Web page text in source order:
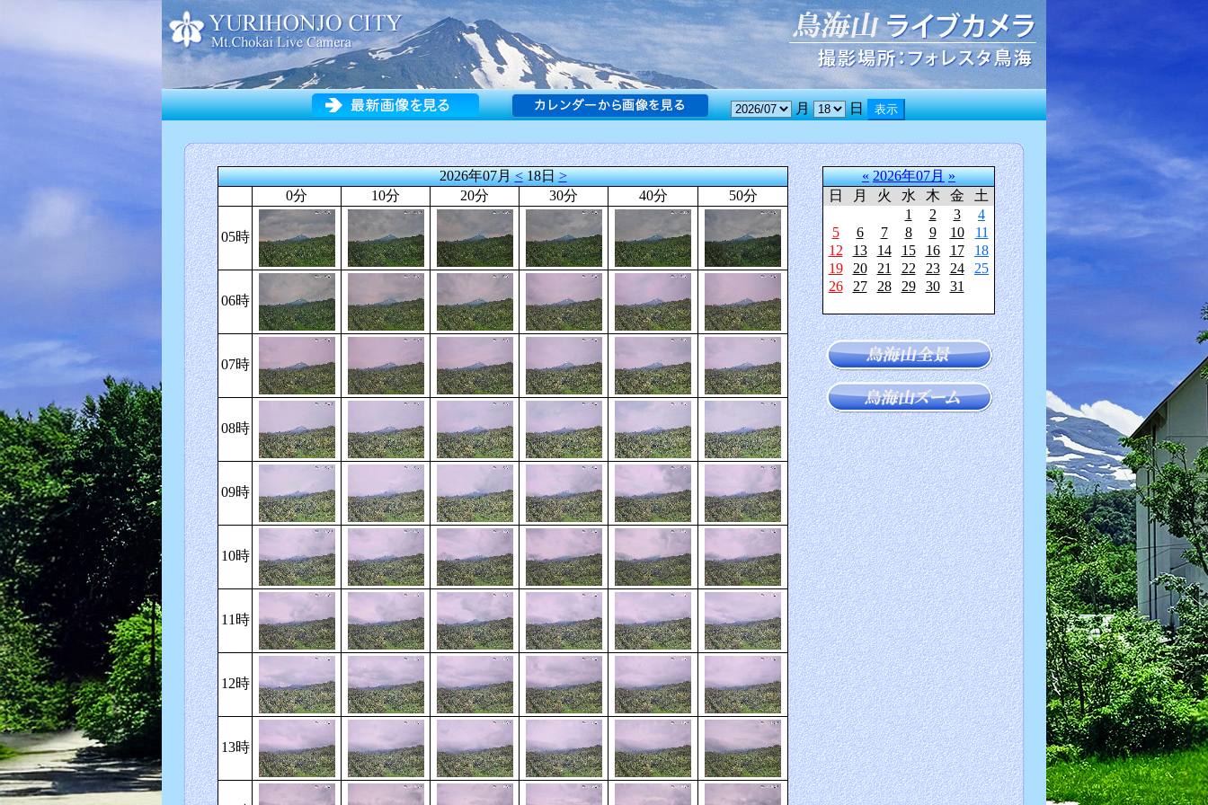
月 日
2026年07月<18日>
0分
10分 20分 30分 40分 50分
05時
06時
07時
08時
09時
10時
11時
12時
13時
« 2026年07月 »
日
月 火 水 木 金
土
1
2 3
4
5
6 7 8 9 10
11
12
13 14 15 16 17
18
19
20 21 22 23 24
25
26
27 28 29 30 31